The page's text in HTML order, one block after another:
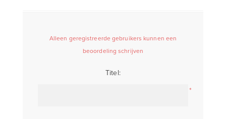
Alleen geregistreerde gebruikers kunnen een
beoordeling schrijven
Titel:
*